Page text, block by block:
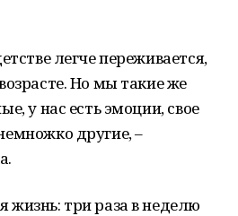
легче переживается,
Но мы такие же
у нас есть эмоции, свое
другие, –
три раза в неделю